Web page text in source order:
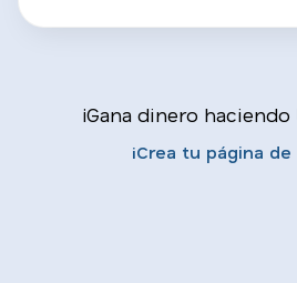
¡Gana dinero
¡Crea tu página de